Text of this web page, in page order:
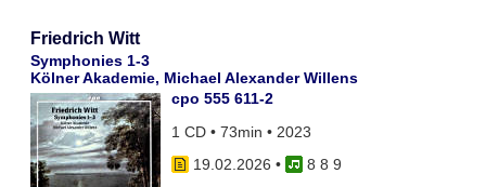
Friedrich Witt
Symphonies 1-3
Kölner Akademie, Michael Alexander Willens
cpo 555 611-2
1 CD • 73min • 2023
19.02.2026 •
8 8 9